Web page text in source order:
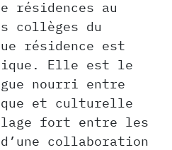
résidences au
collèges du
résidence est
Elle est le
nourri entre
et culturelle
fort entre les
collaboration